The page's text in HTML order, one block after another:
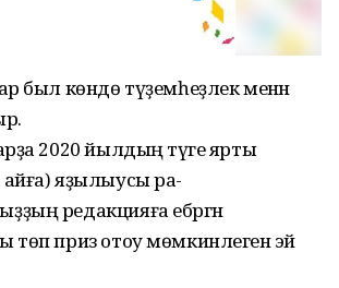
был көндө түҙемһеҙлек менән
2020 йылдың тәүге ярты
яҙылыусы ра-
редакцияға ебәргән
приз отоу мөмкинлегенә эйә